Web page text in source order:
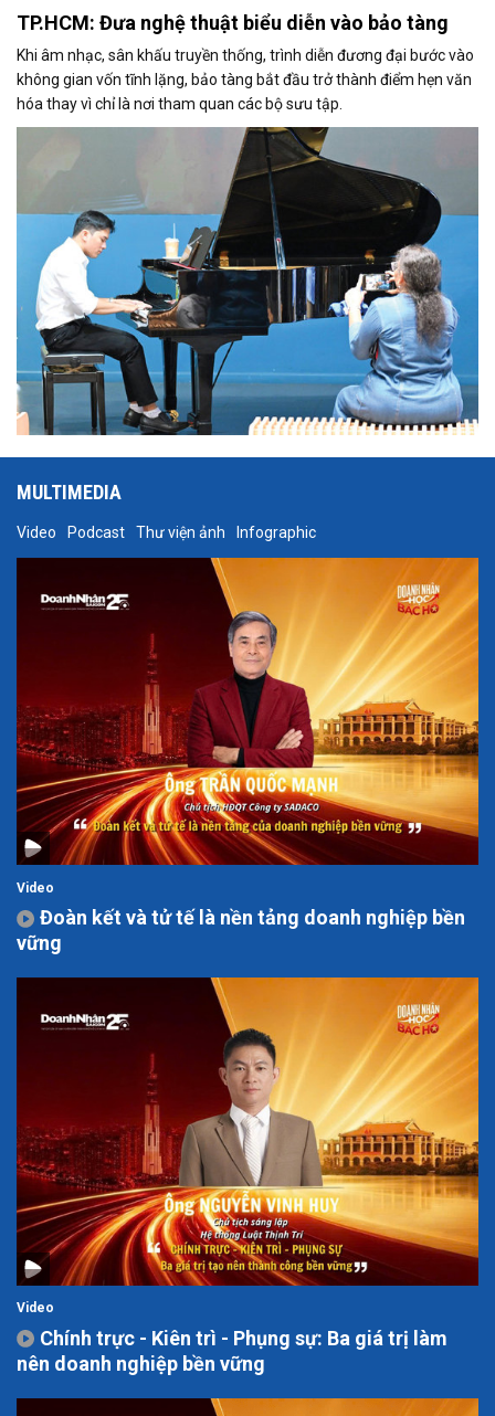
TP.HCM: Đưa nghệ thuật biểu diễn vào bảo tàng
Khi âm nhạc, sân khấu truyền thống, trình diễn đương đại bước vào
không gian vốn tĩnh lặng, bảo tàng bắt đầu trở thành điểm hẹn văn
hóa thay vì chỉ là nơi tham quan các bộ sưu tập.
MULTIMEDIA
Video Podcast Thư viện ảnh Infographic
Video
Đoàn kết và tử tế là nền tảng doanh nghiệp bền
vững
Video
Chính trực - Kiên trì - Phụng sự: Ba giá trị làm
nên doanh nghiệp bền vững